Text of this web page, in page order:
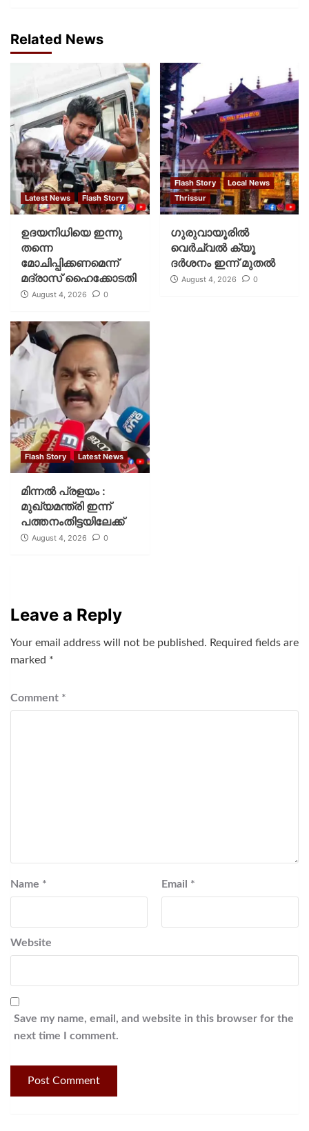
Related News
Latest News Flash Story
ഉദയനിധിയെ ഇന്നു
തന്നെ
മോചിപ്പിക്കണമെന്ന്
മദ്രാസ് ഹൈക്കോടതി
August 4, 2026 0
Flash Story
Local News
Thrissur
ഗുരുവായൂരില്‍
വെര്‍ച്വല്‍ ക്യൂ
ദര്‍ശനം ഇന്ന് മുതല്‍
August 4, 2026 0
Flash Story Latest News
മിന്നല്‍ പ്രളയം :
മുഖ്യമന്ത്രി ഇന്ന്
പത്തനംതിട്ടയിലേക്ക്
August 4, 2026 0
Leave a Reply
Your email address will not be published. Required fields are
marked *
Comment *
Name * Email *
Website
Save my name, email, and website in this browser for the
next time I comment.